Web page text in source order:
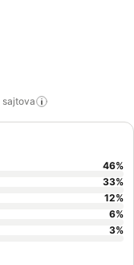
sajtova
46%
33%
12%
6%
3%